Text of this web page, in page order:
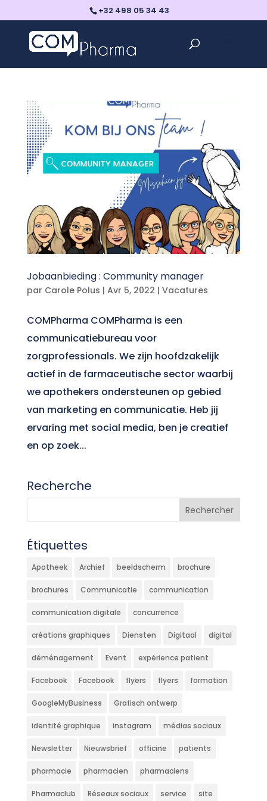
+32 498 05 34 43
Jobaanbieding : Community manager
par Carole Polus | Avr 5, 2022 | Vacatures
COMPharma COMPharma is een
communicatiebureau voor
zorgprofessionals. We zijn hoofdzakelijk
actief in de farmaceutische sector waarbij
we apothekers ondersteunen op gebied
van marketing en communicatie. Heb jij
ervaring met social media, ben je creatief
en op zoek...
Recherche
Étiquettes
Apotheek Archief beeldscherm brochure
brochures Communicatie communication
communication digitale concurrence
créations graphiques Diensten Digitaal digital
déménagement Event expérience patient
Facebook Facebook flyers flyers formation
GoogleMyBusiness Grafisch ontwerp
identité graphique instagram médias sociaux
Newsletter Nieuwsbrief officine patients
pharmacie pharmacien pharmaciens
Pharmaclub Réseaux sociaux service site